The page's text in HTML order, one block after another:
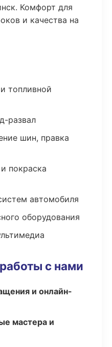
Комфорт для
и качества на
топливной
развал
шин, правка
покраска
автомобиля
оборудования
с нами
и онлайн-
мастера и